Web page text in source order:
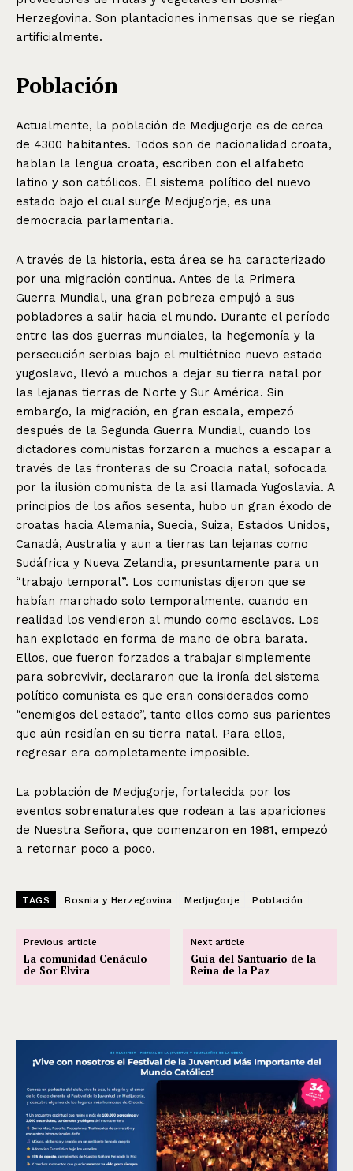
Herzegovina. Son plantaciones inmensas que se riegan
artificialmente.
Población
Actualmente, la población de Medjugorje es de cerca
de 4300 habitantes. Todos son de nacionalidad croata,
hablan la lengua croata, escriben con el alfabeto
latino y son católicos. El sistema político del nuevo
estado bajo el cual surge Medjugorje, es una
democracia parlamentaria.
A través de la historia, esta área se ha caracterizado
por una migración continua. Antes de la Primera
Guerra Mundial, una gran pobreza empujó a sus
pobladores a salir hacia el mundo. Durante el período
entre las dos guerras mundiales, la hegemonía y la
persecución serbias bajo el multiétnico nuevo estado
yugoslavo, llevó a muchos a dejar su tierra natal por
las lejanas tierras de Norte y Sur América. Sin
embargo, la migración, en gran escala, empezó
después de la Segunda Guerra Mundial, cuando los
dictadores comunistas forzaron a muchos a escapar a
través de las fronteras de su Croacia natal, sofocada
por la ilusión comunista de la así llamada Yugoslavia. A
principios de los años sesenta, hubo un gran éxodo de
croatas hacia Alemania, Suecia, Suiza, Estados Unidos,
Canadá, Australia y aun a tierras tan lejanas como
Sudáfrica y Nueva Zelandia, presuntamente para un
“trabajo temporal”. Los comunistas dijeron que se
habían marchado solo temporalmente, cuando en
realidad los vendieron al mundo como esclavos. Los
han explotado en forma de mano de obra barata.
Ellos, que fueron forzados a trabajar simplemente
para sobrevivir, declararon que la ironía del sistema
político comunista es que eran considerados como
“enemigos del estado”, tanto ellos como sus parientes
que aún residían en su tierra natal. Para ellos,
regresar era completamente imposible.
La población de Medjugorje, fortalecida por los
eventos sobrenaturales que rodean a las apariciones
de Nuestra Señora, que comenzaron en 1981, empezó
a retornar poco a poco.
TAGS Bosnia y Herzegovina Medjugorje Población
Previous article
La comunidad Cenáculo
de Sor Elvira
Next article
Guía del Santuario de la
Reina de la Paz